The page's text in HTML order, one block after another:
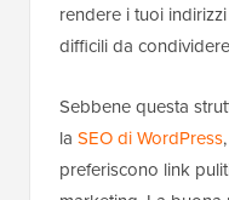
rendere i tuoi
difficili da
Sebbene questa
la SEO di WordPress
preferiscono link